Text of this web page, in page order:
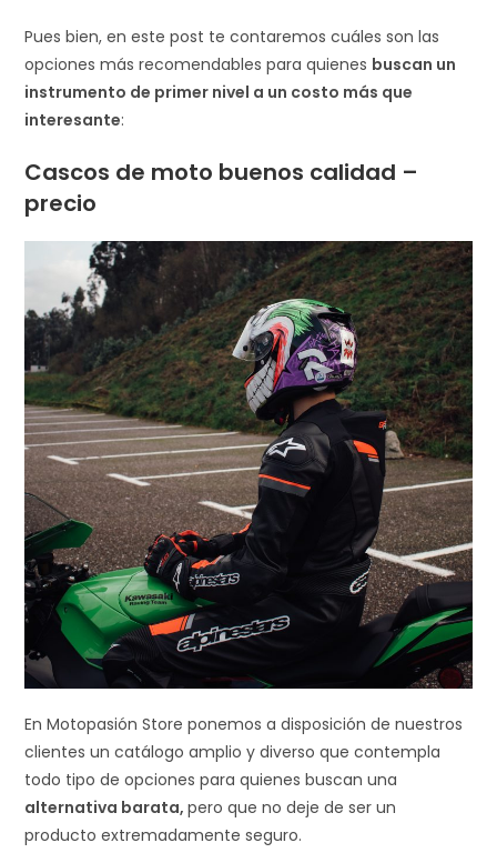
Pues bien, en este post te contaremos cuáles son las
opciones más recomendables para quienes buscan un
instrumento de primer nivel a un costo más que
interesante:
Cascos de moto buenos calidad –
precio
En Motopasión Store ponemos a disposición de nuestros
clientes un catálogo amplio y diverso que contempla
todo tipo de opciones para quienes buscan una
alternativa barata,pero que no deje de ser un
producto extremadamente seguro.